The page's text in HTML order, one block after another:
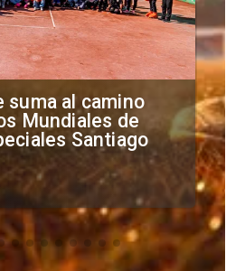
Sifup
por situación